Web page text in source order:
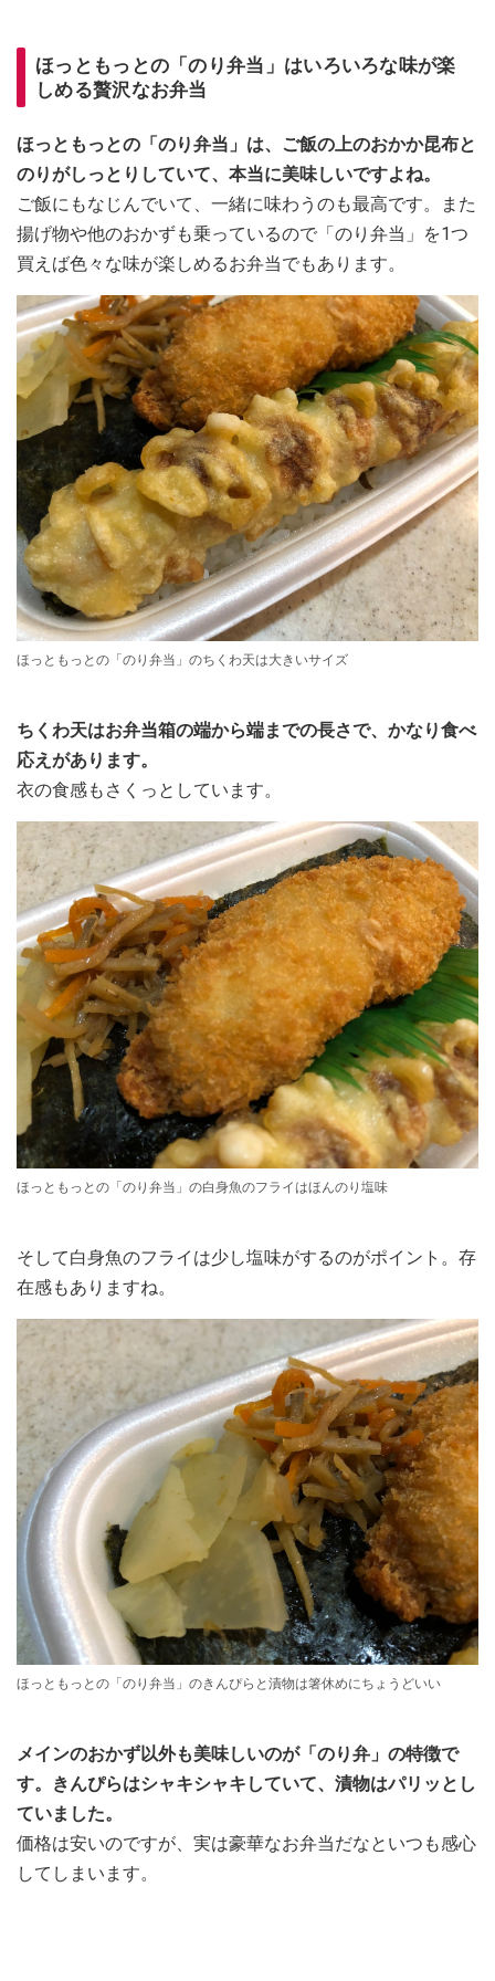
ほっともっとの「のり弁当」はいろいろな味が楽
しめる贅沢なお弁当
ほっともっとの「のり弁当」は、ご飯の上のおかか昆布と
のりがしっとりしていて、本当に美味しいですよね。
ご飯にもなじんでいて、一緒に味わうのも最高です。また
揚げ物や他のおかずも乗っているので「のり弁当」を1つ
買えば色々な味が楽しめるお弁当でもあります。
ほっともっとの「のり弁当」のちくわ天は大きいサイズ
ちくわ天はお弁当箱の端から端までの長さで、かなり食べ
応えがあります。
衣の食感もさくっとしています。
ほっともっとの「のり弁当」の白身魚のフライはほんのり塩味
そして白身魚のフライは少し塩味がするのがポイント。存
在感もありますね。
ほっともっとの「のり弁当」のきんぴらと漬物は箸休めにちょうどいい
メインのおかず以外も美味しいのが「のり弁」の特徴で
す。きんぴらはシャキシャキしていて、漬物はパリッとし
ていました。
価格は安いのですが、実は豪華なお弁当だなといつも感心
してしまいます。